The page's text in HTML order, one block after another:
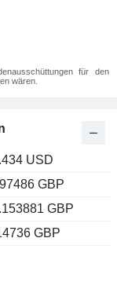
für den
wären.
USD
GBP
GBP
GBP